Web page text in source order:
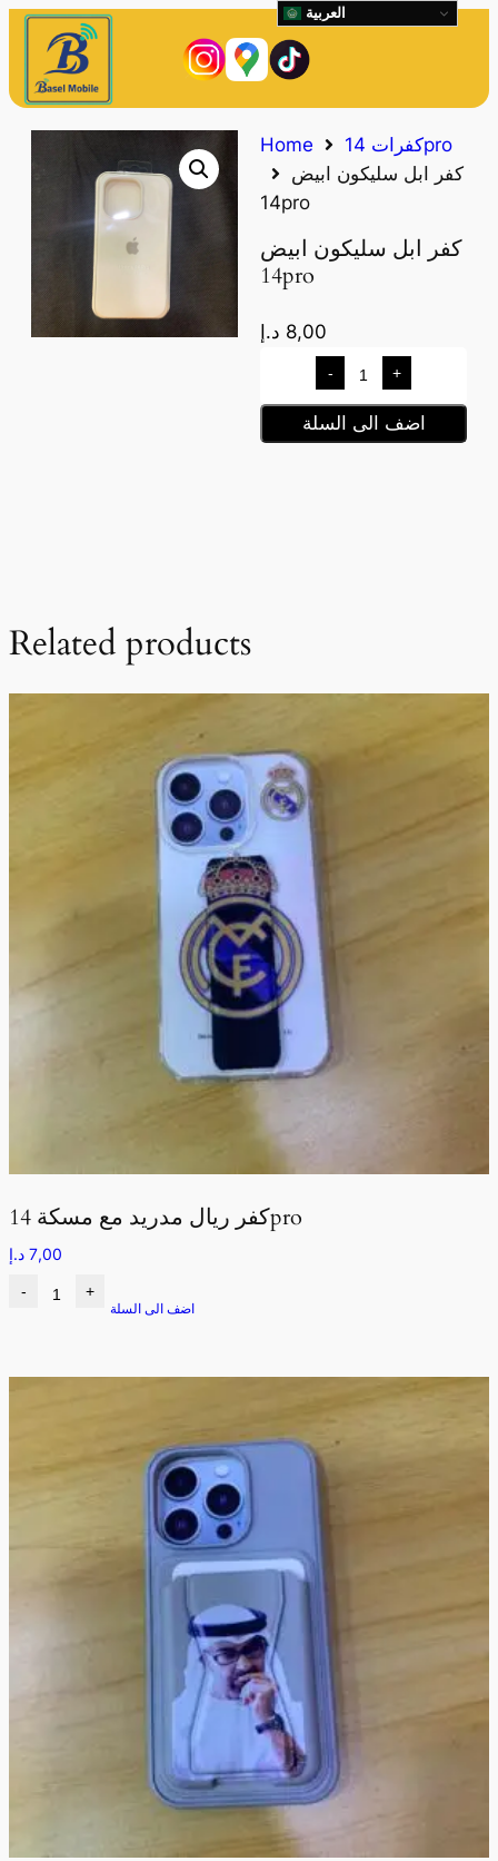
Home
كفرات 14pro
كفر ابل سليكون ابيض
14pro
كفر ابل سليكون ابيض
14pro
8,00 د.إ
- +
اضف الى السلة
Related products
كفر ريال مدريد مع مسكة 14pro
7,00 د.إ
- +
اضف الى السلة
العربية